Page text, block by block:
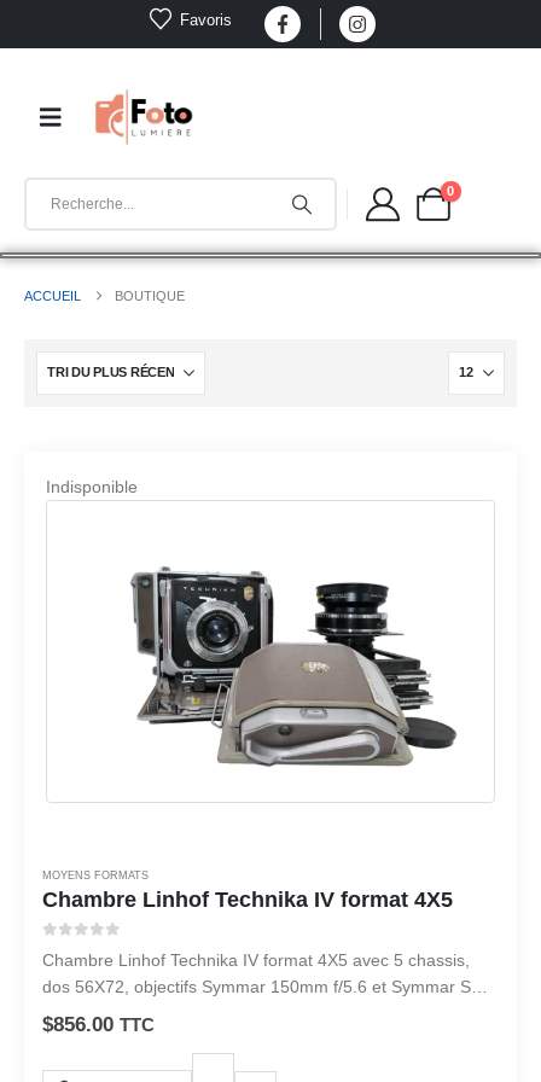
Favoris
0
ACCUEIL BOUTIQUE
Indisponible
MOYENS FORMATS
Chambre Linhof Technika IV format 4X5
Chambre Linhof Technika IV format 4X5 avec 5 chassis,
dos 56X72, objectifs Symmar 150mm f/5.6 et Symmar S
240 mm f/5.6
$856.00 TTC